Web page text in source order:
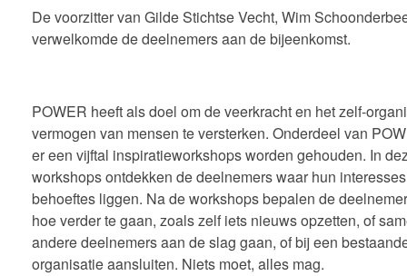
De voorzitter van Gilde Stichtse Vecht, Wim
verwelkomde de deelnemers aan de bijeenkomst.
POWER heeft als doel om de veerkracht en het zelf-
vermogen van mensen te versterken. Onderdeel van
er een vijftal inspiratieworkshops worden gehouden. In
workshops ontdekken de deelnemers waar hun
behoeftes liggen. Na de workshops bepalen de
hoe verder te gaan, zoals zelf iets nieuws opzetten, of
andere deelnemers aan de slag gaan, of bij een
organisatie aansluiten. Niets moet, alles mag.